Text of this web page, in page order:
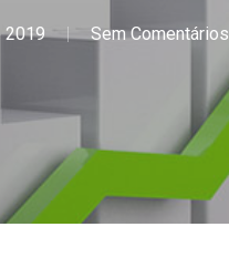
2019 Sem Comentários